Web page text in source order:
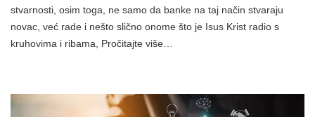
stvarnosti, osim toga, ne samo da banke na taj način stvaraju
novac, već rade i nešto slično onome što je Isus Krist radio s
kruhovima i ribama, Pročitajte više…